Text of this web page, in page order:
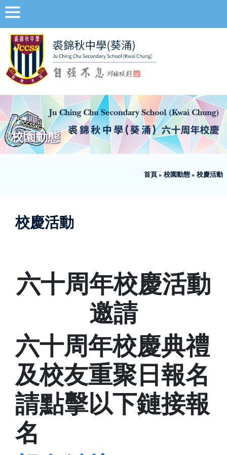
校園動態
首頁 » 校園動態 » 校慶活動
校慶活動
六十周年校慶活動
邀請
六十周年校慶典禮
及校友重聚日報名
請點擊以下鏈接報
名